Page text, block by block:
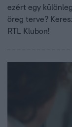
ezért egy
öreg terve?
RTL Klubon!